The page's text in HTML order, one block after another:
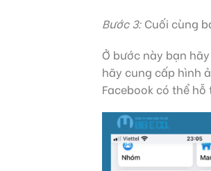
Bước 3: Cuối cùng
Ở bước này bạn
hãy cung cấp hình
Facebook có thể